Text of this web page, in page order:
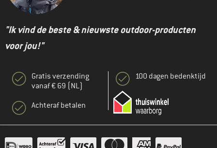
"Ik vind de beste & nieuwste outdoor-producten
voor jou!"
Gratis verzending
vanaf € 69 (NL)
Achteraf betalen
100 dagen bedenktijd